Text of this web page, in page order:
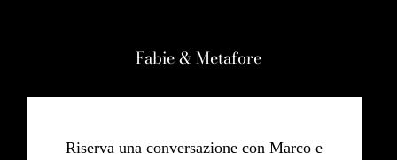
Fabie & Metafore
Riserva una conversazione con Marco e